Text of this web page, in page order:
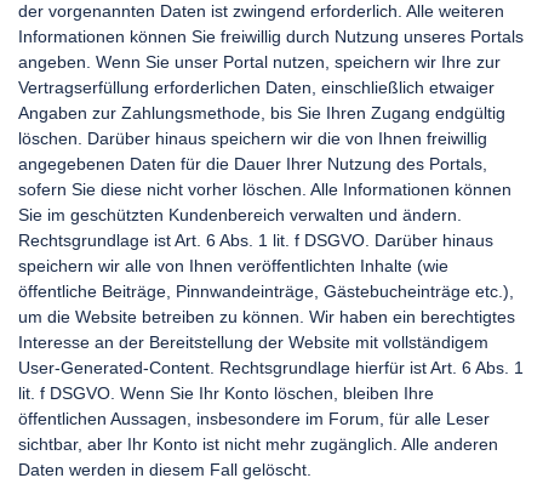
der vorgenannten Daten ist zwingend erforderlich. Alle weiteren
Informationen können Sie freiwillig durch Nutzung unseres Portals
angeben. Wenn Sie unser Portal nutzen, speichern wir Ihre zur
Vertragserfüllung erforderlichen Daten, einschließlich etwaiger
Angaben zur Zahlungsmethode, bis Sie Ihren Zugang endgültig
löschen. Darüber hinaus speichern wir die von Ihnen freiwillig
angegebenen Daten für die Dauer Ihrer Nutzung des Portals,
sofern Sie diese nicht vorher löschen. Alle Informationen können
Sie im geschützten Kundenbereich verwalten und ändern.
Rechtsgrundlage ist Art. 6 Abs. 1 lit. f DSGVO. Darüber hinaus
speichern wir alle von Ihnen veröffentlichten Inhalte (wie
öffentliche Beiträge, Pinnwandeinträge, Gästebucheinträge etc.),
um die Website betreiben zu können. Wir haben ein berechtigtes
Interesse an der Bereitstellung der Website mit vollständigem
User-Generated-Content. Rechtsgrundlage hierfür ist Art. 6 Abs. 1
lit. f DSGVO. Wenn Sie Ihr Konto löschen, bleiben Ihre
öffentlichen Aussagen, insbesondere im Forum, für alle Leser
sichtbar, aber Ihr Konto ist nicht mehr zugänglich. Alle anderen
Daten werden in diesem Fall gelöscht.